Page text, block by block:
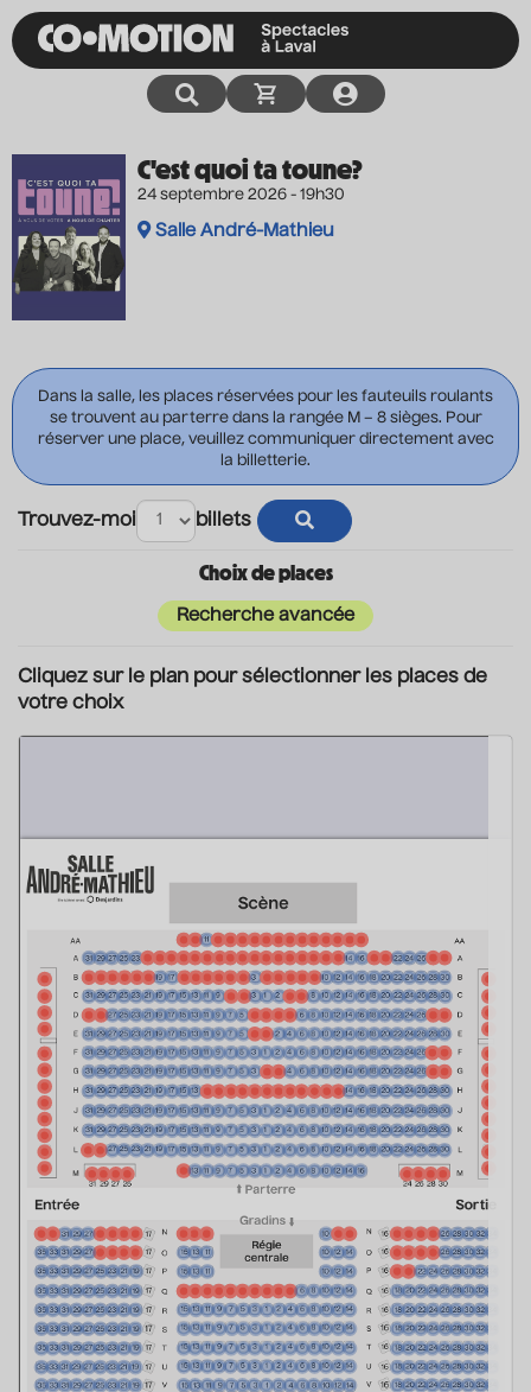
C'est quoi ta toune?
24 septembre 2026 - 19h30
Salle André-Mathieu
Dans la salle, les places réservées pour les fauteuils roulants
se trouvent au parterre dans la rangée M – 8 sièges. Pour
réserver une place, veuillez communiquer directement avec
la billetterie.
Trouvez-moi billets
Choix de places
Recherche avancée
Cliquez sur le plan pour sélectionner les places de
votre choix